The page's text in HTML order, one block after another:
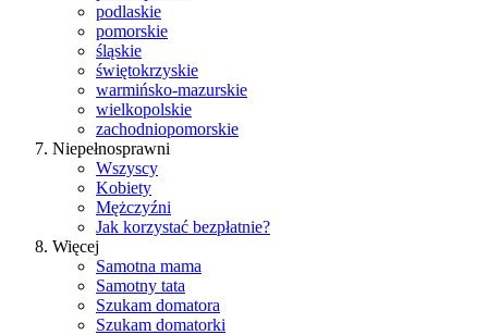
podlaskie
pomorskie
śląskie
świętokrzyskie
warmińsko-mazurskie
wielkopolskie
zachodniopomorskie
Niepełnosprawni
Wszyscy
Kobiety
Mężczyźni
Jak korzystać bezpłatnie?
Więcej
Samotna mama
Samotny tata
Szukam domatora
Szukam domatorki